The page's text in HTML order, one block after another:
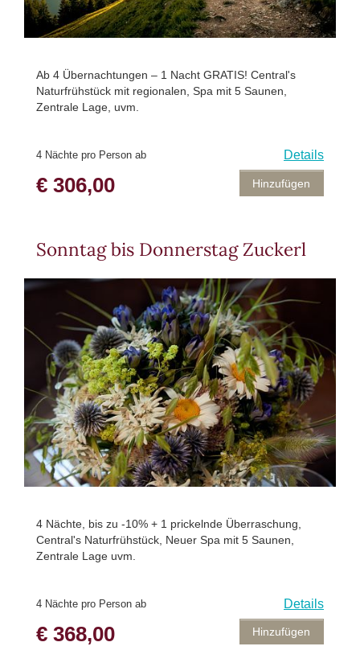
Ab 4 Übernachtungen – 1 Nacht GRATIS! Central's
Naturfrühstück mit regionalen, Spa mit 5 Saunen,
Zentrale Lage, uvm.
4 Nächte pro Person ab
€ 306,00
Details
Hinzufügen
Sonntag bis Donnerstag Zuckerl
4 Nächte, bis zu -10% + 1 prickelnde Überraschung,
Central's Naturfrühstück, Neuer Spa mit 5 Saunen,
Zentrale Lage uvm.
4 Nächte pro Person ab
€ 368,00
Details
Hinzufügen